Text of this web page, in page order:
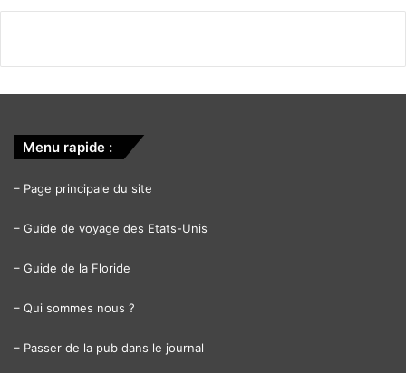
Menu rapide :
– Page principale du site
– Guide de voyage des Etats-Unis
– Guide de la Floride
– Qui sommes nous ?
– Passer de la pub dans le journal